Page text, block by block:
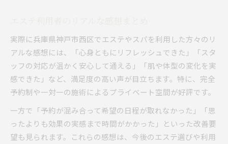
実際に兵庫県神戸市西区でエステやスパを利用した方々のリ
アルな感想には、「心身ともにリフレッシュできた」「スタ
ッフの対応が温かく安心して通える」「肌や体型の変化を実
感できた」など、満足度の高い声が目立ちます。特に、完全
予約制や一対一の施術によるプライベート空間が好評です。
一方で「予約が混み合って希望の日程が取れなかった」「思
ったよりも効果の実感まで時間がかかった」といった改善要
望も見られます。これらの感想は、今後のエステ選びや利用